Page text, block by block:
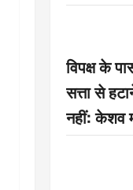
विपक्ष के
सत्ता से
नहीं: केशव